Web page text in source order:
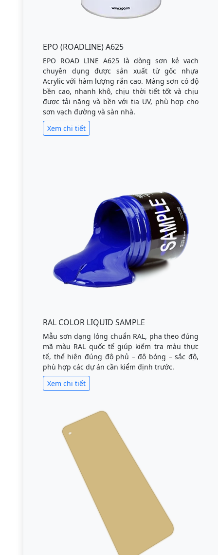
EPO (ROADLINE) A625
EPO ROAD LINE A625 là dòng sơn kẻ vạch
chuyên dụng được sản xuất từ gốc nhựa
Acrylic với hàm lượng rắn cao. Màng sơn có độ
bền cao, nhanh khô, chịu thời tiết tốt và chịu
được tải nặng và bền với tia UV, phù hợp cho
sơn vạch đường và sàn nhà.
Xem chi tiết
RAL COLOR LIQUID SAMPLE
Mẫu sơn dạng lỏng chuẩn RAL, pha theo đúng
mã màu RAL quốc tế giúp kiểm tra màu thực
tế, thể hiện đúng độ phủ – độ bóng – sắc độ,
phù hợp các dự án cần kiểm định trước.
Xem chi tiết